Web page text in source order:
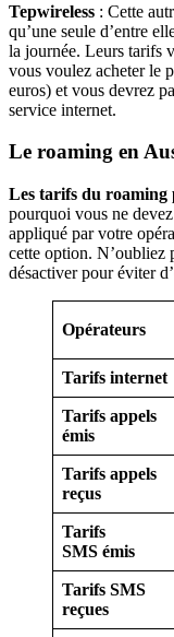
Tepwireless : Cette
qu’une seule d’entre
la journée. Leurs tarifs
vous voulez acheter le
euros) et vous devrez
service internet.
Le roaming en
Les tarifs du roaming
pourquoi vous ne
appliqué par votre
cette option. N’oubliez
désactiver pour éviter
Opérateurs
Tarifs internet
Tarifs appels
émis
Tarifs appels
reçus
Tarifs
SMS émis
Tarifs SMS
reçues